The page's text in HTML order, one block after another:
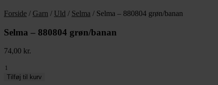
Forside / Garn / Uld / Selma / Selma – 880804 grøn/banan
Selma – 880804 grøn/banan
74,00 kr.
Selma
Tilføj til kurv